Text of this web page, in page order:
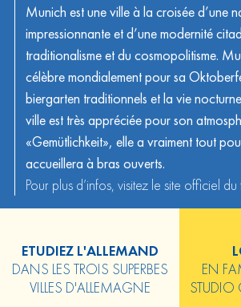
Munich est une ville à la croisée d’une
impressionnante et d’une modernité
traditionalisme et du cosmopolitisme.
célèbre mondialement pour sa
biergarten traditionnels et la vie
ville est très appréciée pour son
«Gemütlichkeit», elle a vraiment tout
accueillera à bras ouverts.
Pour plus d’infos, visitez le site officiel du
ETUDIEZ L'ALLEMAND
DANS LES TROIS SUPERBES
VILLES D'ALLEMAGNE
EN